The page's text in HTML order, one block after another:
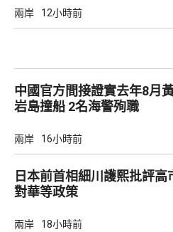
兩岸 12小時前
中國官方間接證實去年8月
岩島撞船 2名海警殉職
兩岸 16小時前
日本前首相細川護熙批評高
對華等政策
兩岸 18小時前